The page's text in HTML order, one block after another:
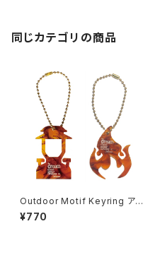
同じカテゴリの商品
Outdoor Motif Keyring アウ
トドア モチーフ キーリング
¥770